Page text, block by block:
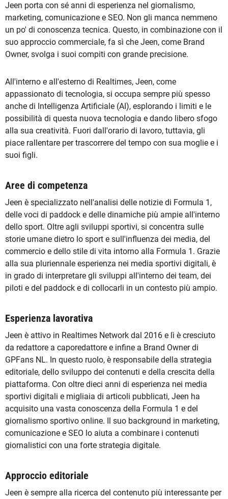
Jeen porta con sé anni di esperienza nel giornalismo,
marketing, comunicazione e SEO. Non gli manca nemmeno
un po' di conoscenza tecnica. Questo, in combinazione con il
suo approccio commerciale, fa sì che Jeen, come Brand
Owner, svolga i suoi compiti con grande precisione.
All'interno e all'esterno di Realtimes, Jeen, come
appassionato di tecnologia, si occupa sempre più spesso
anche di Intelligenza Artificiale (AI), esplorando i limiti e le
possibilità di questa nuova tecnologia e dando libero sfogo
alla sua creatività. Fuori dall'orario di lavoro, tuttavia, gli
piace rallentare per trascorrere del tempo con sua moglie e i
suoi figli.
Aree di competenza
Jeen è specializzato nell'analisi delle notizie di Formula 1,
delle voci di paddock e delle dinamiche più ampie all'interno
dello sport. Oltre agli sviluppi sportivi, si concentra sulle
storie umane dietro lo sport e sull'influenza dei media, del
commercio e dello stile di vita intorno alla Formula 1. Grazie
alla sua pluriennale esperienza nei media sportivi digitali, è
in grado di interpretare gli sviluppi all'interno dei team, dei
piloti e del paddock e di collocarli in un contesto più ampio.
Esperienza lavorativa
Jeen è attivo in Realtimes Network dal 2016 e lì è cresciuto
da redattore a caporedattore e infine a Brand Owner di
GPFans NL. In questo ruolo, è responsabile della strategia
editoriale, dello sviluppo dei contenuti e della crescita della
piattaforma. Con oltre dieci anni di esperienza nei media
sportivi digitali e migliaia di articoli pubblicati, Jeen ha
acquisito una vasta conoscenza della Formula 1 e del
giornalismo sportivo online. Il suo background in marketing,
comunicazione e SEO lo aiuta a combinare i contenuti
giornalistici con una forte strategia digitale.
Approccio editoriale
Jeen è sempre alla ricerca del contenuto più interessante per